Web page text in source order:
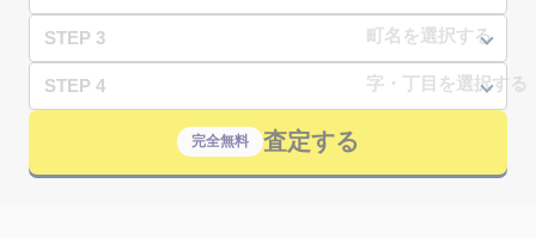
STEP 3
STEP 4
完全無料 査定する